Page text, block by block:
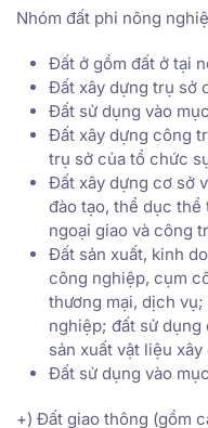
Nhóm đất phi nông
Đất ở gồm đất ở tại
Đất xây dựng trụ sở
Đất sử dụng vào
Đất xây dựng công
trụ sở của tổ chức
Đất xây dựng cơ sở
đào tạo, thể dục thể
ngoại giao và công
Đất sản xuất, kinh
công nghiệp, cụm
thương mại, dịch
nghiệp; đất sử dụng
sản xuất vật liệu
Đất sử dụng vào
+) Đất giao thông (gồm